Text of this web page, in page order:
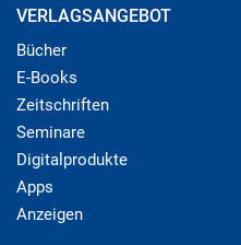
VERLAGSANGEBOT
Bücher
E-Books
Zeitschriften
Seminare
Digitalprodukte
Apps
Anzeigen